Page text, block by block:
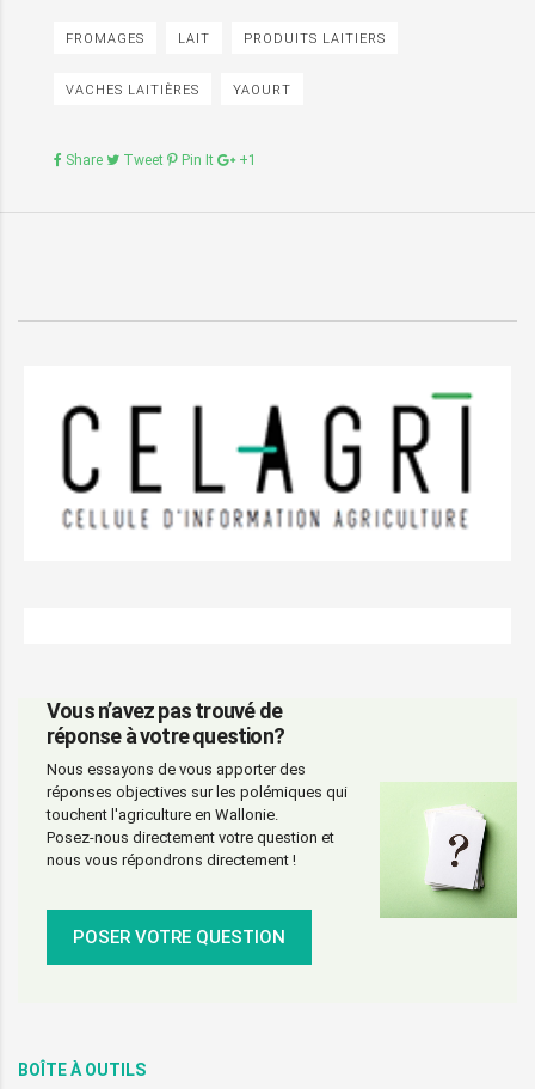
FROMAGES LAIT PRODUITS LAITIERS
VACHES LAITIÈRES YAOURT
Share Tweet Pin It +1
Vous n’avez pas trouvé de
réponse à votre question?
Nous essayons de vous apporter des
réponses objectives sur les polémiques qui
touchent l'agriculture en Wallonie.
Posez-nous directement votre question et
nous vous répondrons directement !
POSER VOTRE QUESTION
BOÎTE À OUTILS